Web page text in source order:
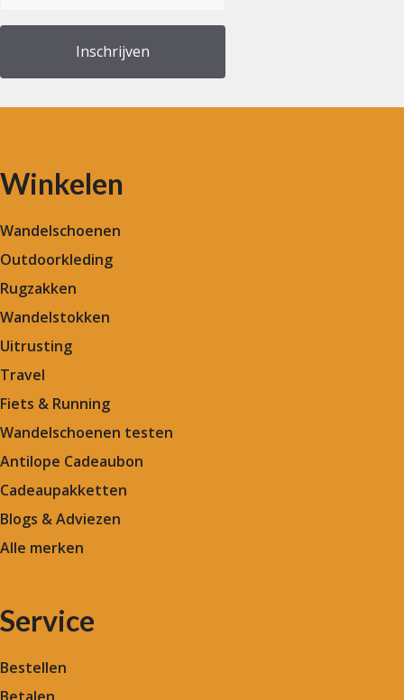
Winkelen
Wandelschoenen
Outdoorkleding
Rugzakken
Wandelstokken
Uitrusting
Travel
Fiets & Running
Wandelschoenen testen
Antilope Cadeaubon
Cadeaupakketten
Blogs & Adviezen
Alle merken
Service
Bestellen
Betalen